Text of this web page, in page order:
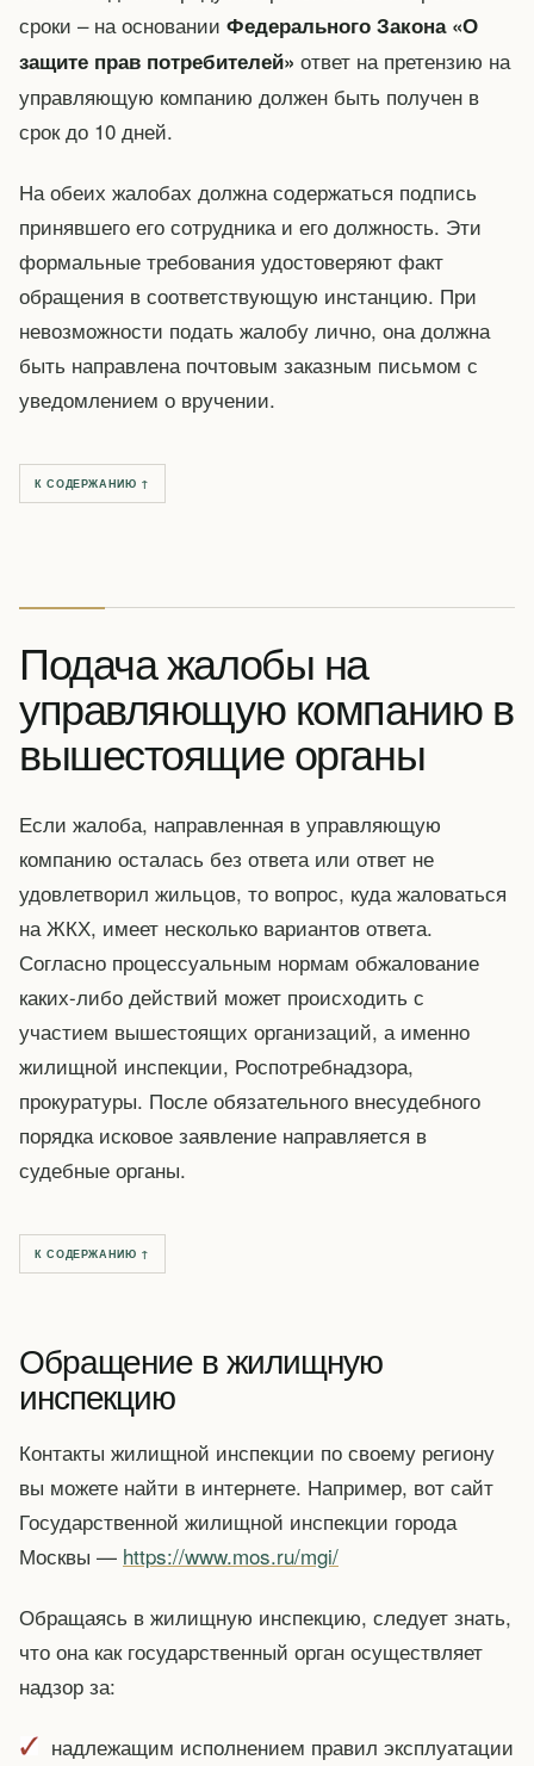
сроки – на основании Федерального Закона «О
защите прав потребителей» ответ на претензию на
управляющую компанию должен быть получен в
срок до 10 дней.
На обеих жалобах должна содержаться подпись
принявшего его сотрудника и его должность. Эти
формальные требования удостоверяют факт
обращения в соответствующую инстанцию. При
невозможности подать жалобу лично, она должна
быть направлена почтовым заказным письмом с
уведомлением о вручении.
К СОДЕРЖАНИЮ ↑
Подача жалобы на
управляющую компанию в
вышестоящие органы
Если жалоба, направленная в управляющую
компанию осталась без ответа или ответ не
удовлетворил жильцов, то вопрос, куда жаловаться
на ЖКХ, имеет несколько вариантов ответа.
Согласно процессуальным нормам обжалование
каких-либо действий может происходить с
участием вышестоящих организаций, а именно
жилищной инспекции, Роспотребнадзора,
прокуратуры. После обязательного внесудебного
порядка исковое заявление направляется в
судебные органы.
К СОДЕРЖАНИЮ ↑
Обращение в жилищную
инспекцию
Контакты жилищной инспекции по своему региону
вы можете найти в интернете. Например, вот сайт
Государственной жилищной инспекции города
Москвы — https://www.mos.ru/mgi/
Обращаясь в жилищную инспекцию, следует знать,
что она как государственный орган осуществляет
надзор за:
надлежащим исполнением правил эксплуатации